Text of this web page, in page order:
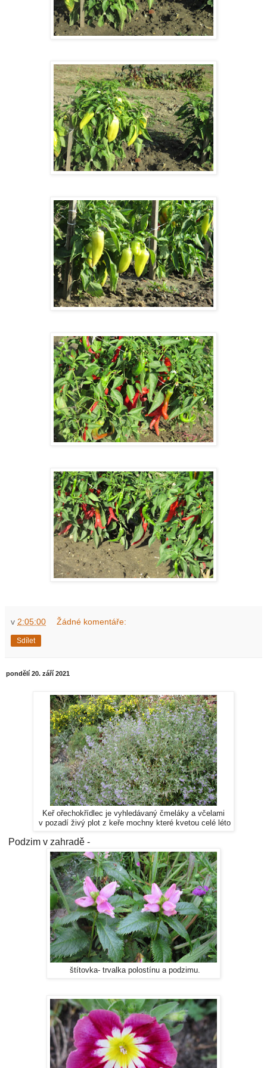
v 2:05:00 Žádné komentáře:
Sdílet
pondělí 20. září 2021
Keř ořechokřídlec je vyhledávaný čmeláky a včelami
v pozadí živý plot z keře mochny které kvetou celé léto
Podzim v zahradě -
štítovka- trvalka polostínu a podzimu.